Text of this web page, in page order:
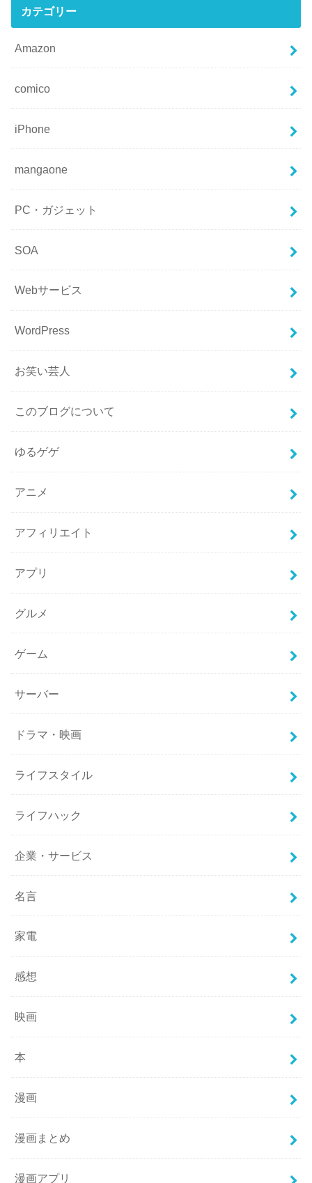
カテゴリー
Amazon
comico
iPhone
mangaone
PC・ガジェット
SOA
Webサービス
WordPress
お笑い芸人
このブログについて
ゆるゲゲ
アニメ
アフィリエイト
アプリ
グルメ
ゲーム
サーバー
ドラマ・映画
ライフスタイル
ライフハック
企業・サービス
名言
家電
感想
映画
本
漫画
漫画まとめ
漫画アプリ